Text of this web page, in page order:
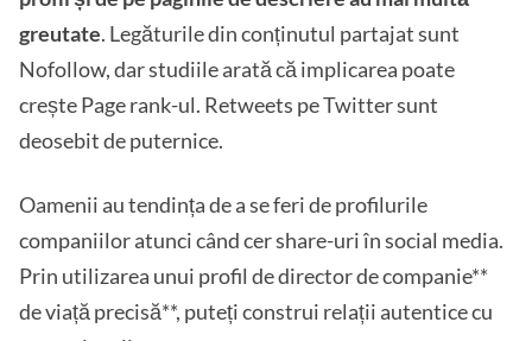
greutate. Legăturile din conținutul partajat sunt
Nofollow, dar studiile arată că implicarea poate
crește Page rank-ul. Retweets pe Twitter sunt
deosebit de puternice.
Oamenii au tendința de a se feri de profilurile
companiilor atunci când cer share-uri în social media.
Prin utilizarea unui profil de director de companie**
de viață precisă**, puteți construi relații autentice cu